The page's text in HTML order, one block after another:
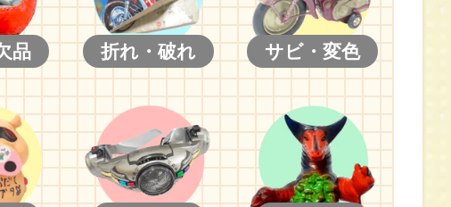
品 折れ・破れ サビ・変色